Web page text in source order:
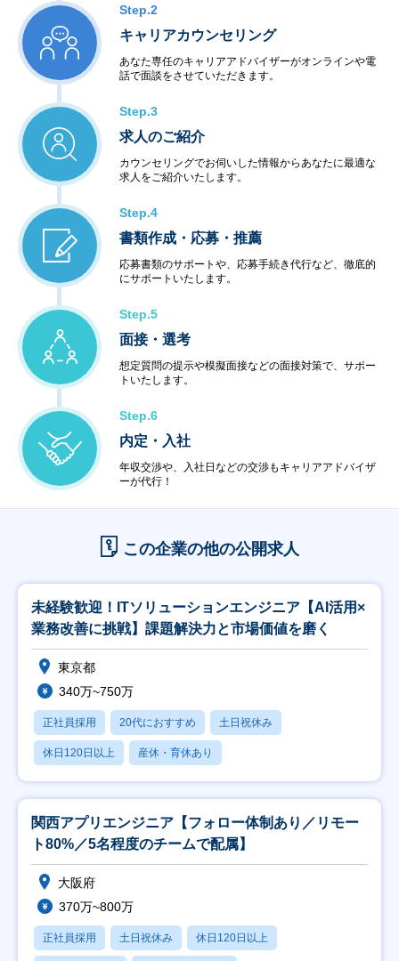
Step.2
キャリアカウンセリング
あなた専任のキャリアアドバイザーがオンラインや電
話で面談をさせていただきます。
Step.3
求人のご紹介
カウンセリングでお伺いした情報からあなたに最適な
求人をご紹介いたします。
Step.4
書類作成・応募・推薦
応募書類のサポートや、応募手続き代行など、徹底的
にサポートいたします。
Step.5
面接・選考
想定質問の提示や模擬面接などの面接対策で、サポー
トいたします。
Step.6
内定・入社
年収交渉や、入社日などの交渉もキャリアアドバイザ
ーが代行！
この企業の他の公開求人
未経験歓迎！ITソリューションエンジニア【AI活用×
業務改善に挑戦】課題解決力と市場価値を磨く
東京都
340万~750万
正社員採用 20代におすすめ 土日祝休み
休日120日以上 産休・育休あり
関西アプリエンジニア【フォロー体制あり／リモー
ト80%／5名程度のチームで配属】
大阪府
370万~800万
正社員採用 土日祝休み 休日120日以上